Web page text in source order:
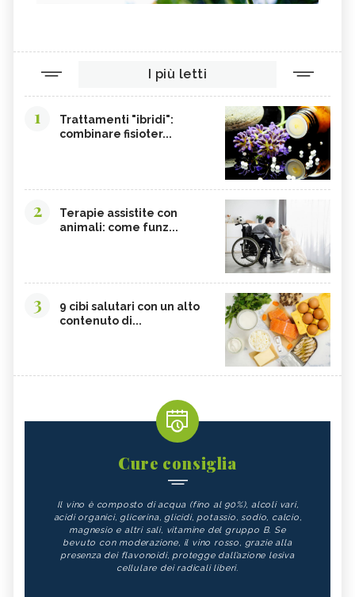
I più letti
1
Trattamenti "ibridi":
combinare fisioter...
2
Terapie assistite con
animali: come funz...
3
9 cibi salutari con un alto
contenuto di...
Cure consiglia
Il vino è composto di acqua (fino al 90%), alcoli vari,
acidi organici, glicerina, glicidi, potassio, sodio, calcio,
magnesio e altri sali, vitamine del gruppo B. Se
bevuto con moderazione, il vino rosso, grazie alla
presenza dei flavonoidi, protegge dall’azione lesiva
cellulare dei radicali liberi.